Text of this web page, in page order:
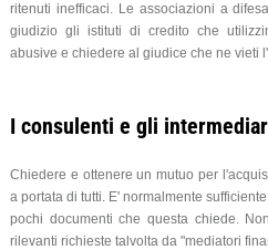
ritenuti inefficaci. Le associazioni a
giudizio gli istituti di credito che
abusive e chiedere al giudice che ne vieti
I consulenti e gli
Chiedere e ottenere un mutuo per
a portata di tutti. E' normalmente
pochi documenti che questa chiede.
rilevanti richieste talvolta da "mediatori